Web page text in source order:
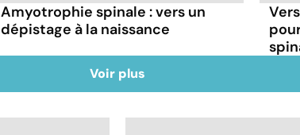
Amyotrophie spinale : vers un
dépistage à la naissance
Voir plus